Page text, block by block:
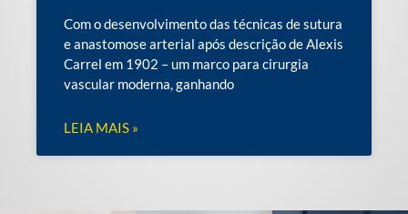
Com o desenvolvimento das técnicas de sutura
e anastomose arterial após descrição de Alexis
Carrel em 1902 – um marco para cirurgia
vascular moderna, ganhando
LEIA MAIS »